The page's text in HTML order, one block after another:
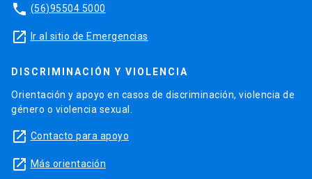
phone (56)95504 5000
launch Ir al sitio de Emergencias
DISCRIMINACIÓN Y VIOLENCIA
Orientación y apoyo en casos de discriminación, violencia de
género o violencia sexual.
launch Contacto para apoyo
launch Más orientación